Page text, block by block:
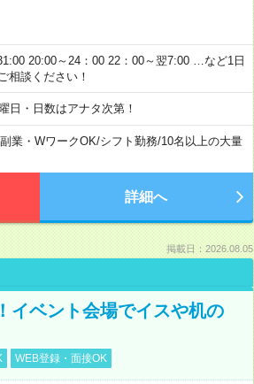
20:00～24：00 22：00～翌7:00 …など1日
相談ください！
・日数はアナタ次第！
副業・WワークOK/シフト勤務/10名以上の大量
詳細へ
掲載日：2026.08.05
イベント会場でイスや机の
WEB登録・面接OK